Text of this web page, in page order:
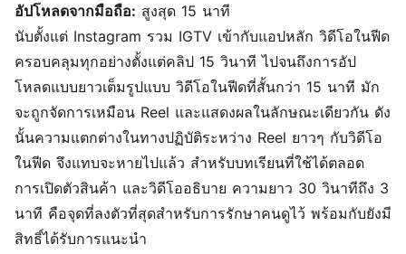
อัปโหลดจากมือถือ: สูงสุด 15 นาที
นับตั้งแต่ Instagram รวม IGTV เข้ากับแอปหลัก วิดีโอในฟีด
ครอบคลุมทุกอย่างตั้งแต่คลิป 15 วินาที ไปจนถึงการอัป
โหลดแบบยาวเต็มรูปแบบ วิดีโอในฟีดที่สั้นกว่า 15 นาที มัก
จะถูกจัดการเหมือน Reel และแสดงผลในลักษณะเดียวกัน ดัง
นั้นความแตกต่างในทางปฏิบัติระหว่าง Reel ยาวๆ กับวิดีโอ
ในฟีด จึงแทบจะหายไปแล้ว สำหรับบทเรียนที่ใช้ได้ตลอด
การเปิดตัวสินค้า และวิดีโออธิบาย ความยาว 30 วินาทีถึง 3
นาที คือจุดที่ลงตัวที่สุดสำหรับการรักษาคนดูไว้ พร้อมกับยังมี
สิทธิ์ได้รับการแนะนำ